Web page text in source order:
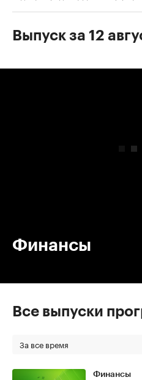
Выпуск за 12
Финансы
Все выпуски
За все время
Финансы